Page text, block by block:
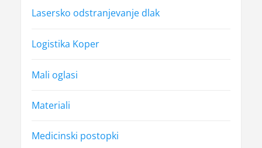
Lasersko odstranjevanje dlak
Logistika Koper
Mali oglasi
Materiali
Medicinski postopki